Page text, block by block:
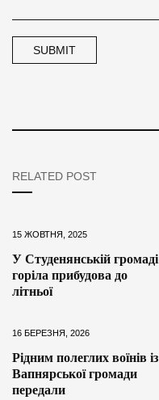
RELATED POST
15 ЖОВТНЯ, 2025
У Студенянській громаді
горіла прибудова до
літньої
16 БЕРЕЗНЯ, 2026
Рідним полеглих воїнів із
Вапнярської громади
передали